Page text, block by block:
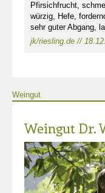
Pfirsichfrucht,
würzig, Hefe,
sehr guter Abgang,
jk/riesling.de //
Weingut
Weingut Dr.